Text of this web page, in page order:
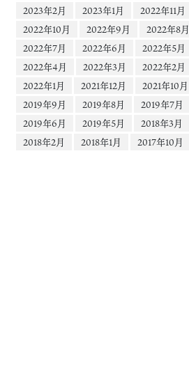
2023年2月
2023年1月
2022年11月
2022年10月
2022年9月
2022年8月
2022年7月
2022年6月
2022年5月
2022年4月
2022年3月
2022年2月
2022年1月
2021年12月
2021年10月
2019年9月
2019年8月
2019年7月
2019年6月
2019年5月
2018年3月
2018年2月
2018年1月 2017年10月